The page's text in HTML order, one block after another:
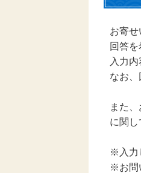
お寄せ
回答
入力
なお、
また
に関し
※入力
※お問